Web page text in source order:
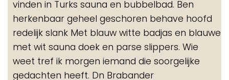
vinden in Turks sauna en bubbelbad. Ben
herkenbaar geheel geschoren behave hoofd
redelijk slank Met blauw witte badjas en blauwe
met wit sauna doek en parse slippers. Wie
weet tref ik morgen iemand die soorgelijke
gedachten heeft. Dn Brabander